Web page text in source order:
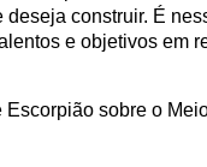
construir. É
e objetivos em
sobre o